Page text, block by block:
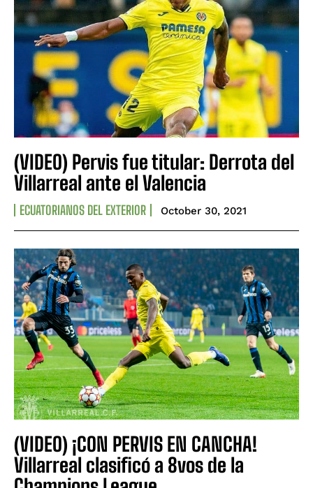
(VIDEO) Pervis fue titular: Derrota del
Villarreal ante el Valencia
ECUATORIANOS DEL EXTERIOR October 30, 2021
(VIDEO) ¡CON PERVIS EN CANCHA!
Villarreal clasificó a 8vos de la